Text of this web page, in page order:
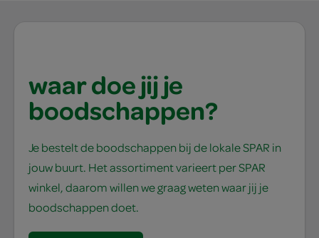
waar doe jij je
boodschappen?
Je bestelt de boodschappen bij de lokale SPAR in
jouw buurt. Het assortiment varieert per SPAR
winkel, daarom willen we graag weten waar jij je
boodschappen doet.